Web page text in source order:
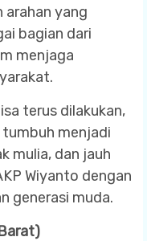
arahan yang
bagian dari
menjaga
terus dilakukan,
menjadi
mulia, dan jauh
Wiyanto dengan
generasi muda.